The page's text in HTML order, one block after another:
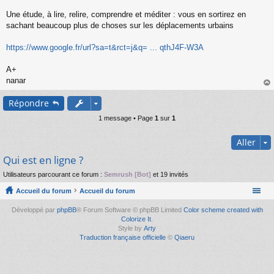
s
g
n
n
u
Une étude, à lire, relire, comprendre et méditer : vous en sortirez en
sachant beaucoup plus de choses sur les déplacements urbains
https://www.google.fr/url?sa=t&rct=j&q= ... qthJ4F-W3A
A+
nanar
au
Répondre
1 message • Page 1 sur 1
Aller
Qui est en ligne ?
Utilisateurs parcourant ce forum : Semrush [Bot] et 19 invités
Accueil du forum Accueil du forum
Développé par phpBB® Forum Software © phpBB Limited Color scheme created with
Colorize It
Style by Arty
Traduction française officielle © Qiaeru